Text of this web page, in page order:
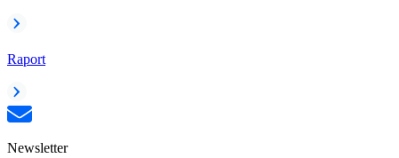
Raport
Newsletter